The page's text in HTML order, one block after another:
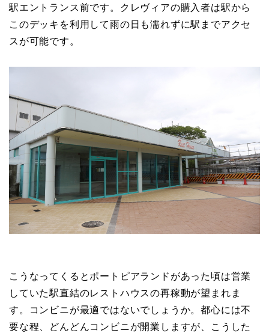
駅エントランス前です。クレヴィアの購入者は駅から
このデッキを利用して雨の日も濡れずに駅までアクセ
スが可能です。
こうなってくるとポートピアランドがあった頃は営業
していた駅直結のレストハウスの再稼動が望まれま
す。コンビニが最適ではないでしょうか。都心には不
要な程、どんどんコンビニが開業しますが、こうした